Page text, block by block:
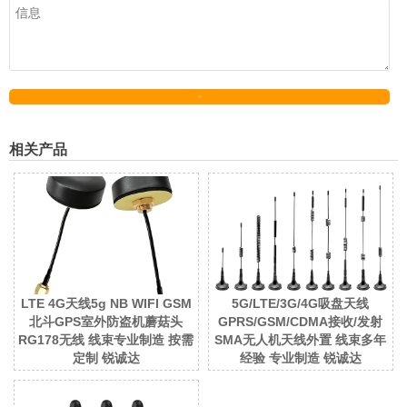
相关产品
LTE 4G天线5g NB WIFI GSM
北斗GPS室外防盗机蘑菇头
RG178无线 线束专业制造 按需
定制 锐诚达
5G/LTE/3G/4G吸盘天线
GPRS/GSM/CDMA接收/发射
SMA无人机天线外置 线束多年
经验 专业制造 锐诚达